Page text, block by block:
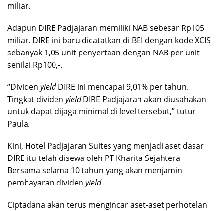
miliar.
Adapun DIRE Padjajaran memiliki NAB sebesar Rp105
miliar. DIRE ini baru dicatatkan di BEI dengan kode XCIS
sebanyak 1,05 unit penyertaan dengan NAB per unit
senilai Rp100,-.
“Dividen yieldDIRE ini mencapai 9,01% per tahun.
Tingkat dividen yieldDIRE Padjajaran akan diusahakan
untuk dapat dijaga minimal di level tersebut,” tutur
Paula.
Kini, Hotel Padjajaran Suites yang menjadi aset dasar
DIRE itu telah disewa oleh PT Kharita Sejahtera
Bersama selama 10 tahun yang akan menjamin
pembayaran dividen yield.
Ciptadana akan terus mengincar aset-aset perhotelan